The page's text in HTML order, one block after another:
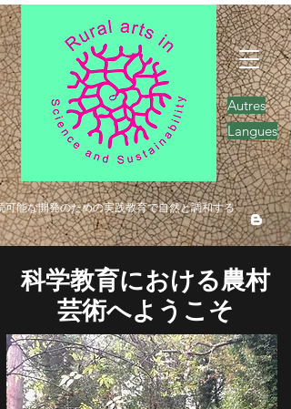
Autres
Langues
可能な開発のための実践教育で自然と調和する
科学教育における農村
芸術へようこそ